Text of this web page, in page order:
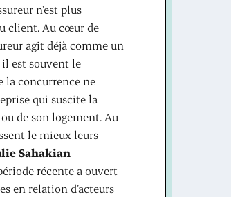
n’est plus
client. Au cœur de
agit déjà comme un
il est souvent le
la concurrence ne
qui suscite la
de son logement. Au
le mieux leurs
Sahakian
récente a ouvert
en relation d’acteurs